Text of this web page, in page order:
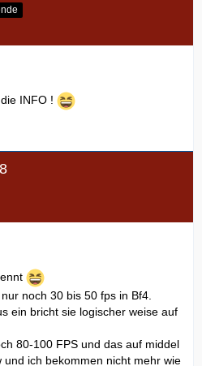
INFO !
noch 30 bis 50 fps in Bf4.
ein bricht sie logischer weise auf
80-100 FPS und das auf middel
ich bekommen nicht mehr wie